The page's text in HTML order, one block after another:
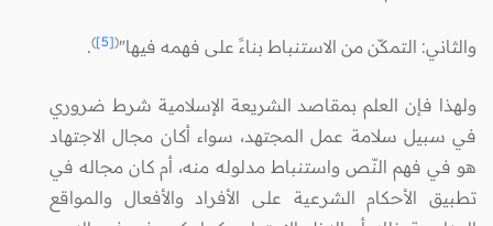
والثاني: التمكّن من الاستنباط بناءً على فهمه فيها"(
[5]
)
.
ولهذا فإن العلم بمقاصد الشريعة الإسلامية شرط ضروري
في سبيل سلامة عمل المجتهد، سواء أكان مجال الاجتهاد
هو في فهم النّص واستنباط مدلوله منه، أم كان مجاله في
تطبيق الأحكام الشرعية على الأفراد والأفعال والمواقع